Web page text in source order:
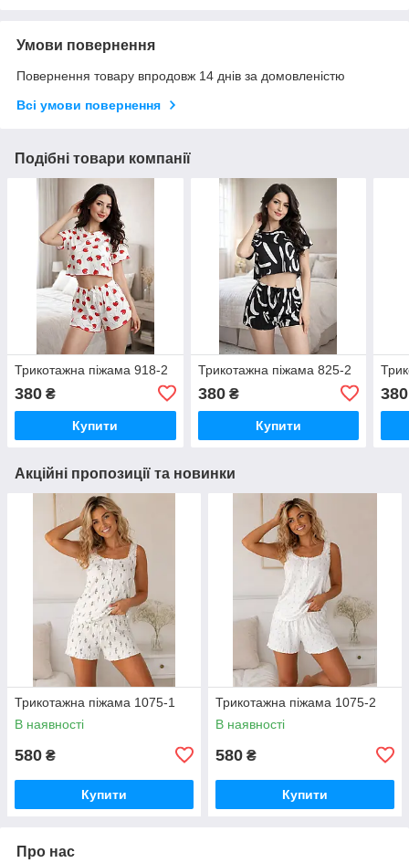
Умови повернення
Повернення товару впродовж 14 днів за домовленістю
Всі умови повернення
Подібні товари компанії
Трикотажна піжама 918-2
380 ₴
Купити
Трикотажна піжама 825-2
380₴
Купити
380
Акційні пропозиції та новинки
Трикотажна піжама 1075-1
В наявності
580 ₴
Купити
Трикотажна піжама 1075-2
В наявності
580 ₴
Купити
Про нас